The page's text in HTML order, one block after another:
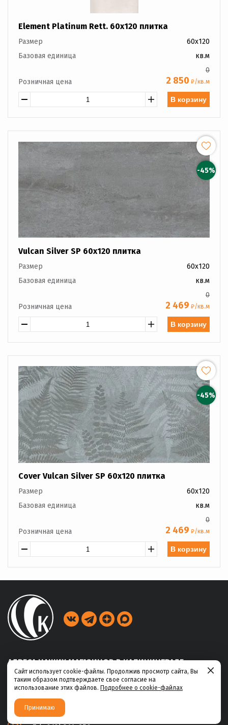
Element Platinum Rett. 60x120 плитка
Размер
60x120
Базовая единица
кв.м
Розничная цена
0
2 850 ₽/кв.м
В корзину
-45%
Vulcan Silver SP 60x120 плитка
Размер
60x120
Базовая единица
кв.м
Розничная цена
0
2 469 ₽/кв.м
В корзину
-45%
Cover Vulcan Silver SP 60x120 плитка
Размер
60x120
Базовая единица
кв.м
Розничная цена
0
2 469 ₽/кв.м
В корзину
АДРЕСА НАШИХ МАГАЗИНОВ В КАЛИНИНГРАДЕ
ул. Габайдулина, 39
+7 (4012) 311-456
ул. Ю.Маточкина, 2а
Сайт использует cookie-файлы. Продолжив просмотр сайта, Вы
таким образом подтверждаете свое согласие на
использование этих файлов. Подробнее о cookie-файлах
Принимаю